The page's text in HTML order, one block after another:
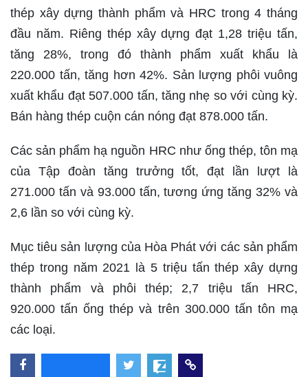
thép xây dựng thành phẩm và HRC trong 4 tháng
đầu năm. Riêng thép xây dựng đạt 1,28 triệu tấn,
tăng 28%, trong đó thành phẩm xuất khẩu là
220.000 tấn, tăng hơn 42%. Sản lượng phôi vuông
xuất khẩu đạt 507.000 tấn, tăng nhẹ so với cùng kỳ.
Bán hàng thép cuộn cán nóng đạt 878.000 tấn.
Các sản phẩm hạ nguồn HRC như ống thép, tôn mạ
của Tập đoàn tăng trưởng tốt, đạt lần lượt là
271.000 tấn và 93.000 tấn, tương ứng tăng 32% và
2,6 lần so với cùng kỳ.
Mục tiêu sản lượng của Hòa Phát với các sản phẩm
thép trong năm 2021 là 5 triệu tấn thép xây dựng
thành phẩm và phôi thép; 2,7 triệu tấn HRC,
920.000 tấn ống thép và trên 300.000 tấn tôn mạ
các loại.